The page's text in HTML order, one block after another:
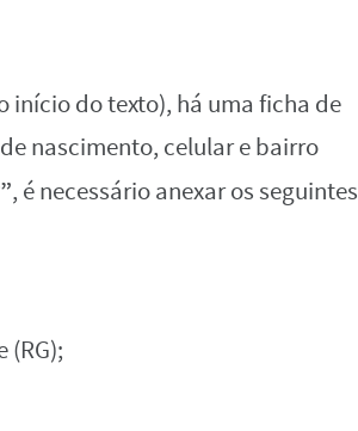
início do texto), há uma ficha de
nascimento, celular e bairro
, é necessário anexar os seguintes
(RG);